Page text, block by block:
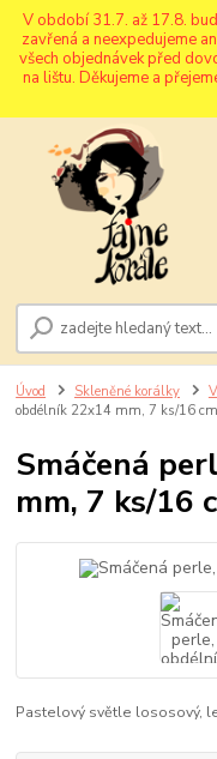
V období 31.7. až 17.8.
zavřená a neexpedujeme
všech objednávek před
na lištu. Děkujeme a
Úvod Skleněné korálky
obdélník 22x14 mm, 7 ks/16 cm
Smáčená
mm, 7 ks/16
Pastelový světle lososový,